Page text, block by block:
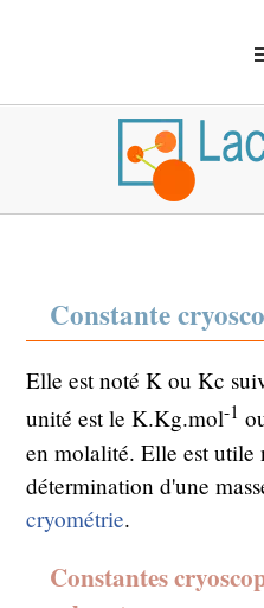
CHIMIE
CHIMIE
MÉCANIQUE
Constante
Elle est noté K ou Kc
unité est le K.Kg.mol-1
en molalité. Elle est utile
détermination d'une
cryométrie.
Constantes